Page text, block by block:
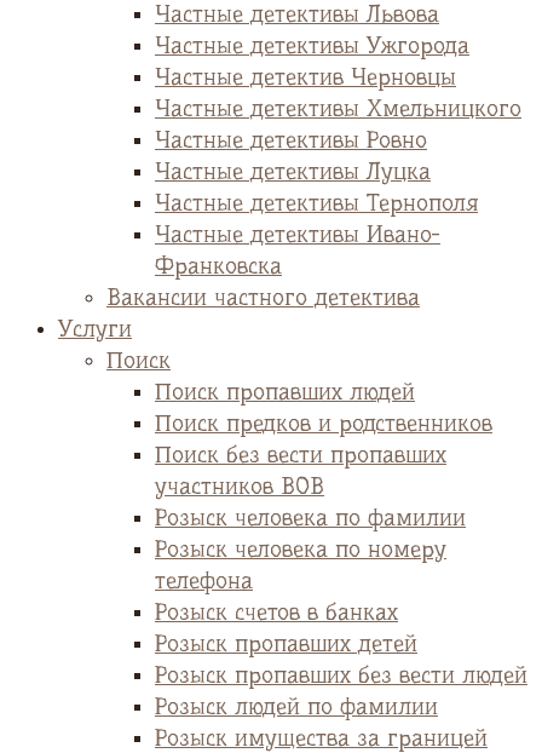
Частные детективы Львова
Частные детективы Ужгорода
Частные детектив Черновцы
Частные детективы Хмельницкого
Частные детективы Ровно
Частные детективы Луцка
Частные детективы Тернополя
Частные детективы Ивано-
Франковска
Вакансии частного детектива
Услуги
Поиск
Поиск пропавших людей
Поиск предков и родственников
Поиск без вести пропавших
участников ВОВ
Розыск человека по фамилии
Розыск человека по номеру
телефона
Розыск счетов в банках
Розыск пропавших детей
Розыск пропавших без вести людей
Розыск людей по фамилии
Розыск имущества за границей